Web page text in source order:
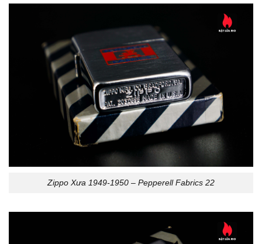
Zippo Xưa 1949-1950 – Pepperell Fabrics 22